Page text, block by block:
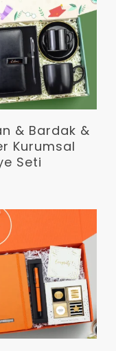
Oku
& Bardak &
Kurumsal
Seti